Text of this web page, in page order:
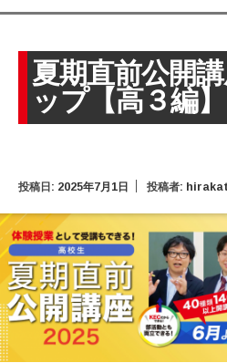
夏期直前公開
ップ【高３編】
投稿日: 2025年7月1日 投稿者: